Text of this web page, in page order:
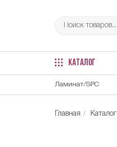
КАТАЛОГ
Ламинат/SPC
Главная Каталог